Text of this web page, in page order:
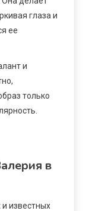
глаза и
ее
и
только
в
известных